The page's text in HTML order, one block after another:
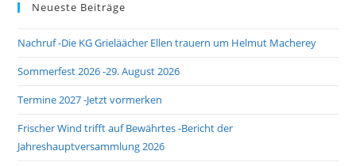
Neueste Beiträge
Nachruf -Die KG Grieläächer Ellen trauern um Helmut Macherey
Sommerfest 2026 -29. August 2026
Termine 2027 -Jetzt vormerken
Frischer Wind trifft auf Bewährtes -Bericht der
Jahreshauptversammlung 2026